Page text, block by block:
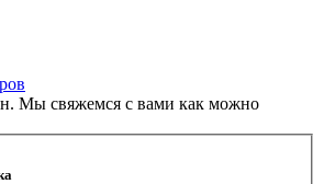
Мы свяжемся с вами как можно